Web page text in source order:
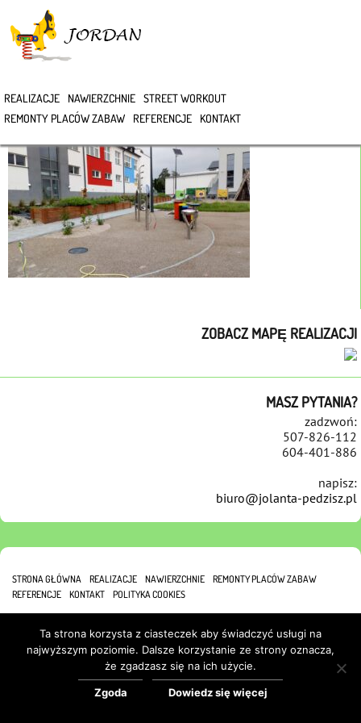
REALIZACJE NAWIERZCHNIE STREET WORKOUT
REMONTY PLACÓW ZABAW
REFERENCJE KONTAKT
DSC_0021
ZOBACZ MAPĘ REALIZACJI
MASZ PYTANIA?
zadzwoń:
507-826-112
604-401-886
napisz:
biuro@jolanta-pedzisz.pl
STRONA GŁÓWNA REALIZACJE NAWIERZCHNIE
REMONTY PLACÓW ZABAW
REFERENCJE
KONTAKT POLITYKA COOKIES
Ta strona korzysta z ciasteczek aby świadczyć usługi na
najwyższym poziomie. Dalsze korzystanie ze strony oznacza,
że zgadzasz się na ich użycie.
Zgoda Dowiedz się więcej